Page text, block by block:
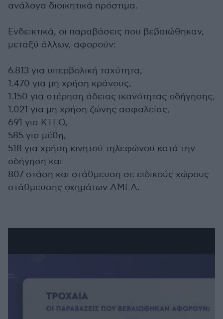
ανάλογα διοικητικά πρόστιμα.
Ενδεικτικά, οι παραβάσεις που βεβαιώθηκαν,
μεταξύ άλλων, αφορούν:
6.813 για υπερβολική ταχύτητα,
1.470 για μη χρήση κράνους,
1.150 για στέρηση άδειας ικανότητας οδήγησης,
1.021 για μη χρήση ζώνης ασφαλείας,
691 για ΚΤΕΟ,
585 για μέθη,
518 για χρήση κινητού τηλεφώνου κατά την
οδήγηση και
807 στάση και στάθμευση σε ειδικούς χώρους
στάθμευσης οχημάτων ΑΜΕΑ.